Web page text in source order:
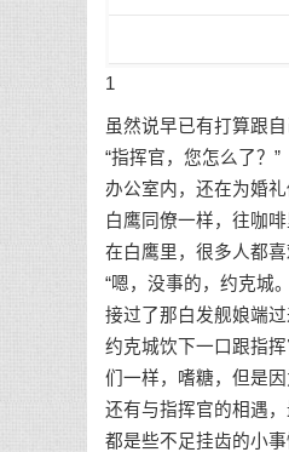
1
虽然说早已有打算跟
“指挥官，您怎么了？”
办公室内，还在为婚
白鹰同僚一样，往咖
在白鹰里，很多人都
“嗯，没事的，约克城
接过了那白发舰娘端
约克城饮下一口跟指
们一样，嗜糖，但是
还有与指挥官的相遇
都是些不足挂齿的小